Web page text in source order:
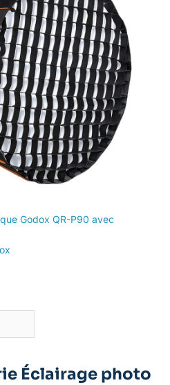
Godox QR-P90 avec
Éclairage photo